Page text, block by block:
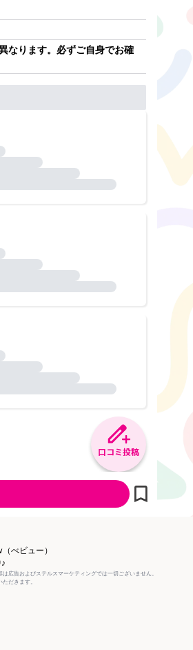
なります。必ずご自身でお確
口コミ投稿
べビュー）
広告およびステルスマーケティングでは一切ございません。
だきます。